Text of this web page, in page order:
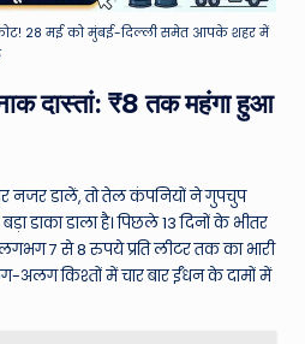
28 मई को मुंबई-दिल्ली समेत आपके शहर में
दास्तां: ₹8 तक महंगा हुआ
नजर डालें, तो तेल कंपनियों ने गुपचुप
डाका डाला है। पिछले 13 दिनों के भीतर
7 से 8 रुपये प्रति लीटर तक का भारी
अलग किश्तों में चार बार ईंधन के दामों में